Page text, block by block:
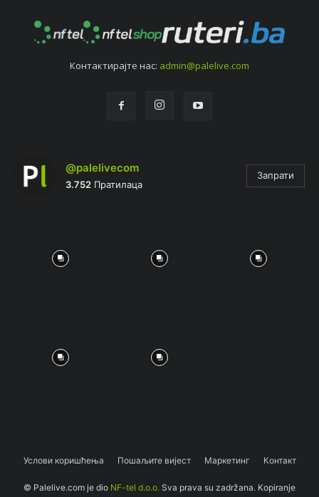
Контактирајтe нас: admin@palelive.com
@palelivecom
3.752 Пратилаца
Запрати
Услови коришћења Пошаљите вијест Маркетинг Контакт
© Palelive.com je dio NF-tel d.o.o. Sva prava su zadržana. Kopiranje